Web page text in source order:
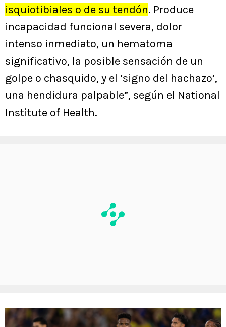
isquiotibiales o de su tendón. Produce
incapacidad funcional severa, dolor
intenso inmediato, un hematoma
significativo, la posible sensación de un
golpe o chasquido, y el ‘signo del hachazo’,
una hendidura palpable”, según el National
Institute of Health.